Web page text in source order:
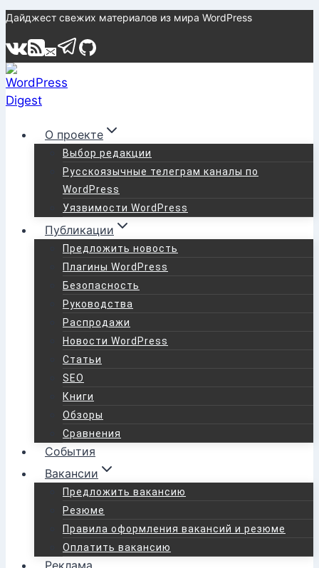
Перейти
содержимому
Дайджест свежих материалов из мира WordPress
О проекте
Выбор редакции
Русскоязычные телеграм каналы по
WordPress
Уязвимости WordPress
Публикации
Предложить новость
Плагины WordPress
Безопасность
Руководства
Распродажи
Новости WordPress
Статьи
SEO
Книги
Обзоры
Сравнения
События
Вакансии
Предложить вакансию
Резюме
Правила оформления вакансий и резюме
Оплатить вакансию
Реклама